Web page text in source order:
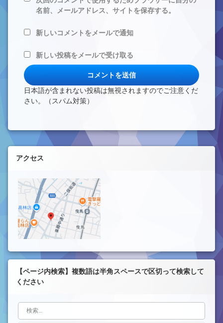
名前、メールアドレス、サイトを保存する。
新しいコメントをメールで通知
新しい投稿をメールで受け取る
日本語が含まれない投稿は無視されますのでご注意くだ
さい。（スパム対策）
左サイドバー
アクセス
【ページ内検索】複数語は半角スペースで区切って検索して
ください
検索: